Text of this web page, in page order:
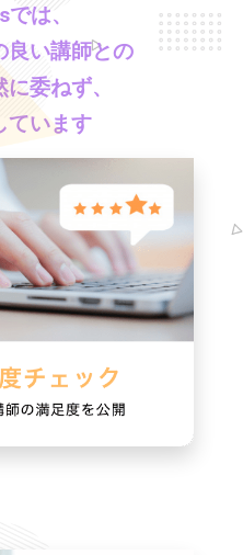
では、
良い講師との
委ねず、
ています